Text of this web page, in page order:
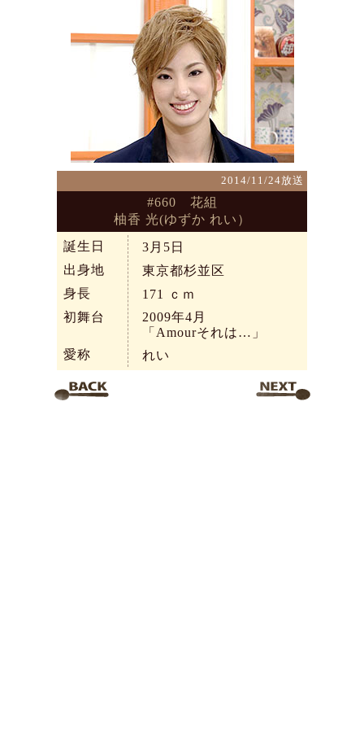
2014/11/24放送
#660 花組
柚香 光(ゆずか れい）
誕生日
3月5日
出身地
東京都杉並区
身長
171
ｃｍ
初舞台
2009年4月
「Amourそれは…」
愛称
れい